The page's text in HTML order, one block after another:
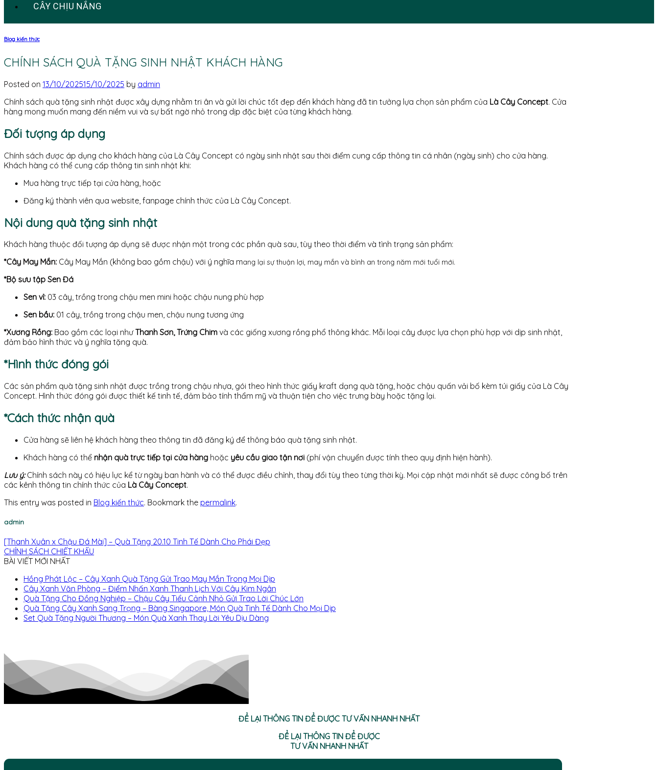
CÂY CHỊU NẮNG
Blog kiến thức
CHÍNH SÁCH QUÀ TẶNG SINH NHẬT KHÁCH HÀNG
Posted on 13/10/202515/10/2025 by admin
Chính sách quà tặng sinh nhật được xây dựng nhằm tri ân và gửi lời chúc tốt đẹp đến khách hàng đã tin tưởng lựa chọn sản phẩm của Là Cây Concept. Cửa
hàng mong muốn mang đến niềm vui và sự bất ngờ nhỏ trong dịp đặc biệt của từng khách hàng.
Đối tượng áp dụng
Chính sách được áp dụng cho khách hàng của Là Cây Concept có ngày sinh nhật sau thời điểm cung cấp thông tin cá nhân (ngày sinh) cho cửa hàng.
Khách hàng có thể cung cấp thông tin sinh nhật khi:
Mua hàng trực tiếp tại cửa hàng, hoặc
Đăng ký thành viên qua website, fanpage chính thức của Là Cây Concept.
Nội dung quà tặng sinh nhật
Khách hàng thuộc đối tượng áp dụng sẽ được nhận một trong các phần quà sau, tùy theo thời điểm và tình trạng sản phẩm:
*Cây May Mắn: Cây May Mắn (không bao gồm chậu) với ý nghĩa mang lại sự thuận lợi, may mắn và bình an trong năm mới tuổi mới.
*Bộ sưu tập Sen Đá
Sen vỉ: 03 cây, trồng trong chậu men mini hoặc chậu nung phù hợp
Sen bầu: 01 cây, trồng trong chậu men, chậu nung tương ứng
*Xương Rồng: Bao gồm các loại nhưThanh Sơn, Trứng Chim và các giống xương rồng phổ thông khác. Mỗi loại cây được lựa chọn phù hợp với dịp sinh nhật,
đảm bảo hình thức và ý nghĩa tặng quà.
*Hình thức đóng gói
Các sản phẩm quà tặng sinh nhật được trồng trong chậu nhựa, gói theo hình thức giấy kraft dạng quà tặng, hoặc chậu quấn vải bố kèm túi giấy của Là Cây
Concept. Hình thức đóng gói được thiết kế tinh tế, đảm bảo tính thẩm mỹ và thuận tiện cho việc trưng bày hoặc tặng lại.
*Cách thức nhận quà
Cửa hàng sẽ liên hệ khách hàng theo thông tin đã đăng ký để thông báo quà tặng sinh nhật.
Khách hàng có thể nhận quà trực tiếp tại cửa hàng hoặc yêu cầu giao tận nơi (phí vận chuyển được tính theo quy định hiện hành).
Lưu ý:Chính sách này có hiệu lực kể từ ngày ban hành và có thể được điều chỉnh, thay đổi tùy theo từng thời kỳ. Mọi cập nhật mới nhất sẽ được công bố trên
các kênh thông tin chính thức của Là Cây Concept.
This entry was posted in Blog kiến thức. Bookmark the permalink.
admin
[Thanh Xuân x Chậu Đá Mài] – Quà Tặng 20.10 Tinh Tế Dành Cho Phái Đẹp
CHÍNH SÁCH CHIẾT KHẤU
BÀI VIẾT MỚI NHẤT
Hồng Phát Lộc – Cây Xanh Quà Tặng Gửi Trao May Mắn Trong Mọi Dịp
Cây Xanh Văn Phòng – Điểm Nhấn Xanh Thanh Lịch Với Cây Kim Ngân
Quà Tặng Cho Đồng Nghiệp – Chậu Cây Tiểu Cảnh Nhỏ Gửi Trao Lời Chúc Lớn
Quà Tặng Cây Xanh Sang Trọng – Bàng Singapore, Món Quà Tinh Tế Dành Cho Mọi Dịp
Set Quà Tặng Người Thương – Món Quà Xanh Thay Lời Yêu Dịu Dàng
ĐỂ LẠI THÔNG TIN ĐỂ ĐƯỢC TƯ VẤN NHANH NHẤT
ĐỂ LẠI THÔNG TIN ĐỂ ĐƯỢC
TƯ VẤN NHANH NHẤT